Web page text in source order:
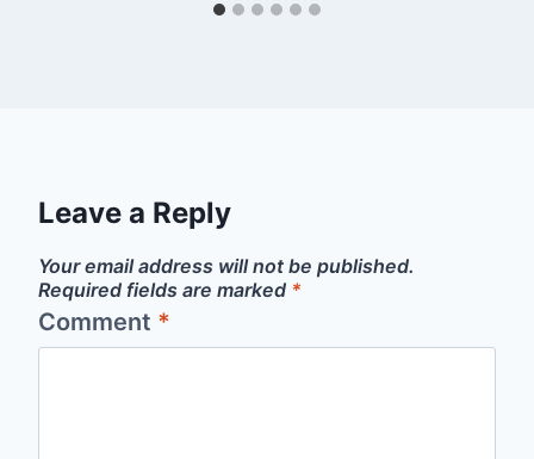
Leave a Reply
Your email address will not be published.
Required fields are marked *
Comment *